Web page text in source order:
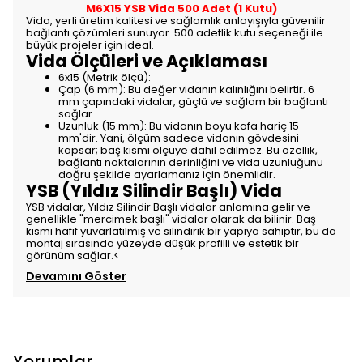
M6X15 YSB Vida 500 Adet (1 Kutu)
Vida, yerli üretim kalitesi ve sağlamlık anlayışıyla güvenilir
bağlantı çözümleri sunuyor. 500 adetlik kutu seçeneği ile
büyük projeler için ideal.
Vida Ölçüleri ve Açıklaması
6x15 (Metrik ölçü):
Çap (6 mm): Bu değer vidanın kalınlığını belirtir. 6
mm çapındaki vidalar, güçlü ve sağlam bir bağlantı
sağlar.
Uzunluk (15 mm): Bu vidanın boyu kafa hariç 15
mm'dir. Yani, ölçüm sadece vidanın gövdesini
kapsar; baş kısmı ölçüye dahil edilmez. Bu özellik,
bağlantı noktalarının derinliğini ve vida uzunluğunu
doğru şekilde ayarlamanız için önemlidir.
YSB (Yıldız Silindir Başlı) Vida
YSB vidalar, Yıldız Silindir Başlı vidalar anlamına gelir ve
genellikle "mercimek başlı" vidalar olarak da bilinir. Baş
kısmı hafif yuvarlatılmış ve silindirik bir yapıya sahiptir, bu da
montaj sırasında yüzeyde düşük profilli ve estetik bir
görünüm sağlar.<
Devamını Göster